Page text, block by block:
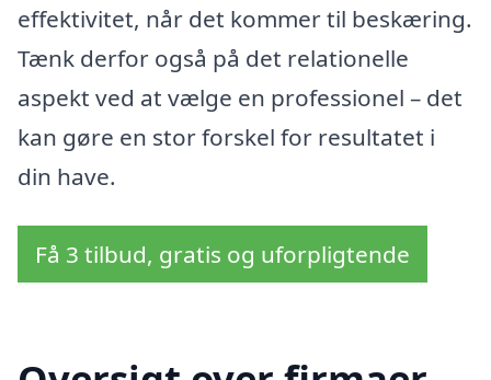
effektivitet, når det kommer til beskæring.
Tænk derfor også på det relationelle
aspekt ved at vælge en professionel – det
kan gøre en stor forskel for resultatet i
din have.
Få 3 tilbud, gratis og uforpligtende